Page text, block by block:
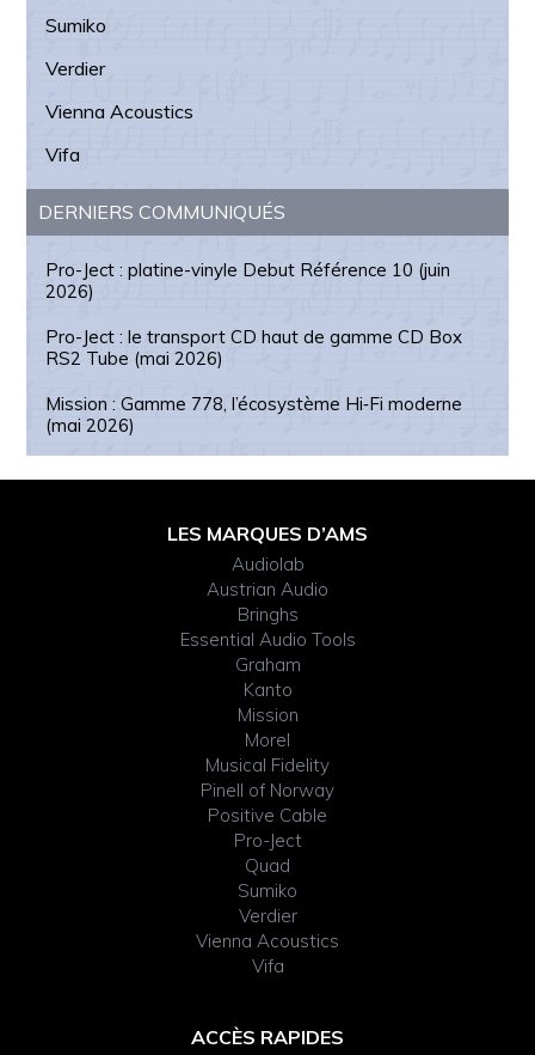
Sumiko
Verdier
Vienna Acoustics
Vifa
DERNIERS COMMUNIQUÉS
Pro-Ject : platine-vinyle Debut Référence 10 (juin
2026)
Pro-Ject : le transport CD haut de gamme CD Box
RS2 Tube (mai 2026)
Mission : Gamme 778, l’écosystème Hi‑Fi moderne
(mai 2026)
LES MARQUES D’AMS
Audiolab
Austrian Audio
Bringhs
Essential Audio Tools
Graham
Kanto
Mission
Morel
Musical Fidelity
Pinell of Norway
Positive Cable
Pro-Ject
Quad
Sumiko
Verdier
Vienna Acoustics
Vifa
ACCÈS RAPIDES